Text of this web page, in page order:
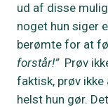
ud af disse
noget hun siger
berømte for at
forstår!” Prøv
faktisk, prøv
helst hun gør.